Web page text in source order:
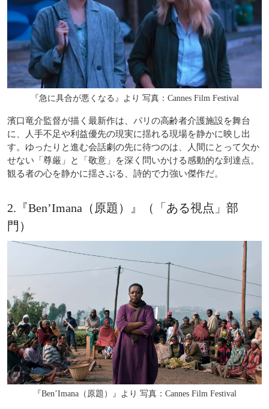
『急に具合が悪くなる』より 写真：Cannes Film Festival
濱口竜介監督が描く最新作は、パリの高齢者介護施設を舞台
に、人手不足や利益優先の現実に揺れる現場を静かに映し出
す。ゆったりと進む会話劇の先に待つのは、人間にとって欠か
せない「尊厳」と「敬意」を深く問いかける感動的な到達点。
観る者の心を静かに揺さぶる、詩的で力強い傑作だ。
2.『Ben’Imana（原題）』（「ある視点」部
門）
『Ben’Imana（原題）』より 写真：Cannes Film Festival